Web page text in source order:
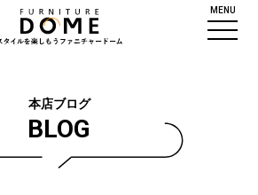
MENU
本店ブログ
BLOG